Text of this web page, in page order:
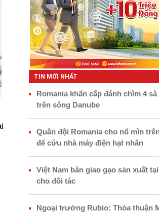
TIN MỚI NHẤT
Romania khẩn cấp đánh chìm 4 sà
trên sông Danube
Quân đội Romania cho nổ mìn
để cứu nhà máy điện hạt nhân
Việt Nam bàn giao gạo sản xuất
cho đối tác
Ngoại trưởng Rubio: Thỏa thuận